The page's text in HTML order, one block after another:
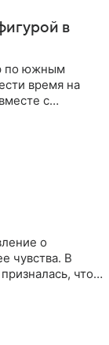
в
по южным
время на
с
о
чувства. В
что